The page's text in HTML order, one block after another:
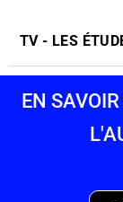
TV - LES
EN